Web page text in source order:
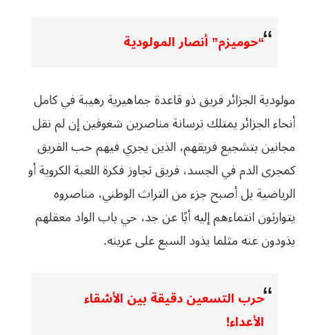
“حوميزم” أنصار المولودية
مولودية الجزائر فريق ذو قاعدة جماهيرية رهيبة في كامل
أنحاء الجزائر يمتلك ترسانة مناصرين شغوفين إن لم نقل
مجانين بتشجيع فريقهم، الذين يجري فيهم حب الفريق
كمجرى الدم في الجسد، فريق تجاوز فكرة اللعبة الكروية أو
الرياضية بل أصبح جزء من التراث الوطني، مناصروه
يتوارثون انتماءهم إليه أبًا عن جد، حي باب الواد معقلهم
يذودون عنه مثلما يذود السبع على عرينه.
حرب التسعين دقيقة بين الأشقاء
الأعداء!